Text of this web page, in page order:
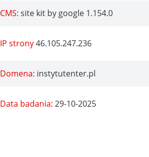
CMS: site kit by google 1.154.0
IP strony46.105.247.236
Domena: instytutenter.pl
Data badania: 29-10-2025